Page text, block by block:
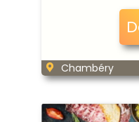
Chambéry